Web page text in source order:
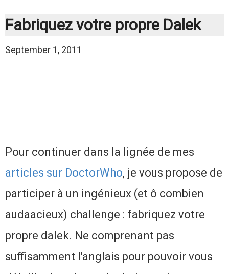
Fabriquez votre propre Dalek
September 1, 2011
Pour continuer dans la lignée de mes
articles sur DoctorWho, je vous propose de
participer à un ingénieux (et ô combien
audaacieux) challenge : fabriquez votre
propre dalek. Ne comprenant pas
suffisamment l'anglais pour pouvoir vous